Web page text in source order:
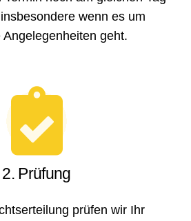
wenn es um
Angelegenheiten geht.
2. Prüfung
prüfen wir Ihr